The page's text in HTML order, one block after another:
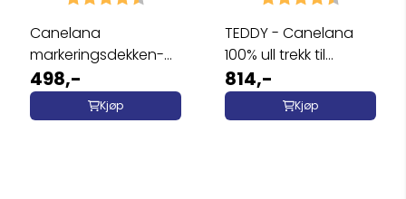
Canelana
markeringsdekken-
treningsvest hund:
hund ...
498,-
Kjøp
TEDDY - Canelana
100% ull trekk til
hundeseng
814,-
Kjøp